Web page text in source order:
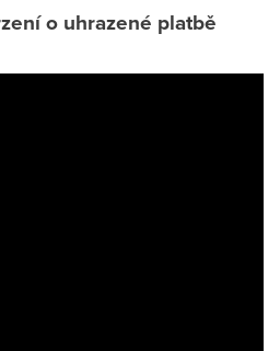
o uhrazené platbě